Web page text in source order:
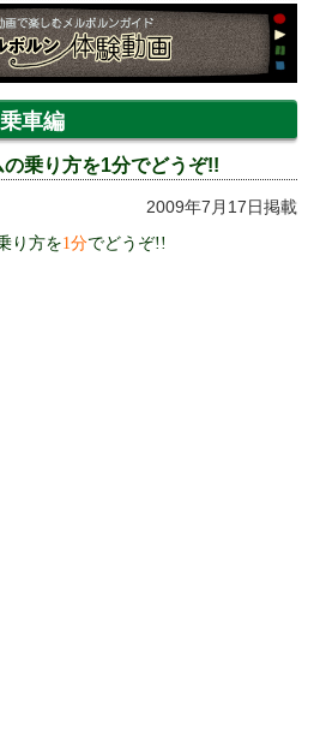
車編
乗り方を1分でどうぞ!!
2009年7月17日掲載
り方を1分でどうぞ!!